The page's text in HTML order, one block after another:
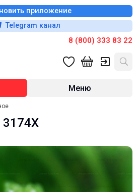
приложение
Telegram канал
8 (800) 333 83 22
Меню
3174X